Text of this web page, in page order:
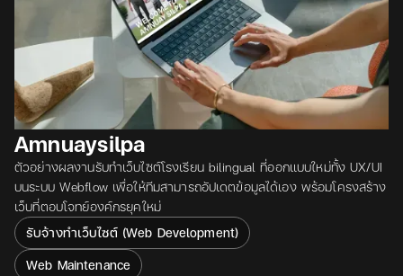
Amnuaysilpa
ตัวอย่างผลงานรับทำเว็บไซต์โรงเรียน bilingual ที่ออกแบบใหม่ทั้ง UX/UI
บนระบบ Webflow เพื่อให้ทีมสามารถอัปเดตข้อมูลได้เอง พร้อมโครงสร้าง
เว็บที่ตอบโจทย์องค์กรยุคใหม่
รับจ้างทำเว็บไซต์ (Web Development)
Web Maintenance